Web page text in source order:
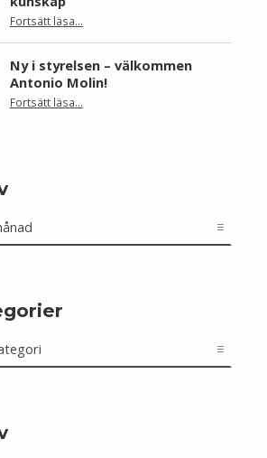
Fortsätt läsa“Wikimedia Sverige och Wikimedia Brasil får Sida-finansiering för att stärka civilsamhället kring fri kunskap”
…
Ny i styrelsen – välkommen
Antonio Molin!
Fortsätt läsa“Ny i styrelsen – välkommen Antonio Molin!”
…